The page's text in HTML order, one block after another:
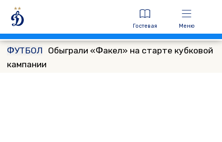
Гостевая Меню
ФУТБОЛ
Обыграли «Факел» на старте кубковой
кампании